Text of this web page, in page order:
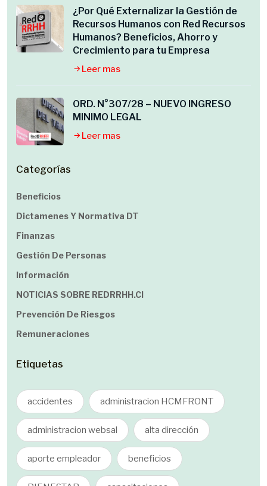
¿Por Qué Externalizar la Gestión de
Recursos Humanos con Red Recursos
Humanos? Beneficios, Ahorro y
Crecimiento para tu Empresa
Leer mas
ORD. N°307/28 – NUEVO INGRESO
MINIMO LEGAL
Leer mas
Categorías
Beneficios
Dictamenes Y Normativa DT
Finanzas
Gestión De Personas
Información
NOTICIAS SOBRE REDRRHH.cl
Prevención De Riesgos
Remuneraciones
Etiquetas
accidentes administracion HCMFRONT
administracion websal alta dirección
aporte empleador beneficios